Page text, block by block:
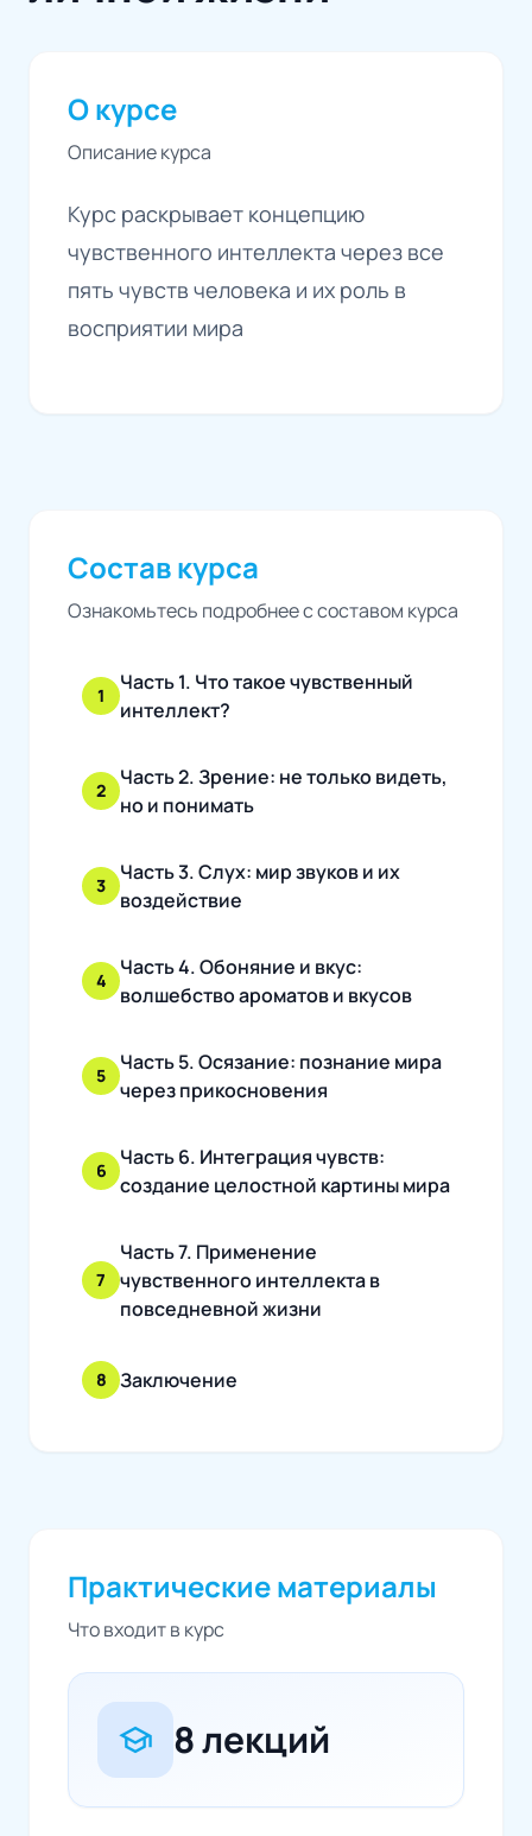
О курсе
Описание курса
Курс раскрывает концепцию
чувственного интеллекта через все
пять чувств человека и их роль в
восприятии мира
Состав курса
Ознакомьтесь подробнее с составом курса
1
Часть 1. Что такое чувственный
интеллект?
2
Часть 2. Зрение: не только видеть,
но и понимать
3
Часть 3. Слух: мир звуков и их
воздействие
4
Часть 4. Обоняние и вкус:
волшебство ароматов и вкусов
5
Часть 5. Осязание: познание мира
через прикосновения
6
Часть 6. Интеграция чувств:
создание целостной картины мира
7
Часть 7. Применение
чувственного интеллекта в
повседневной жизни
8 Заключение
Практические материалы
Что входит в курс
school 8 лекций